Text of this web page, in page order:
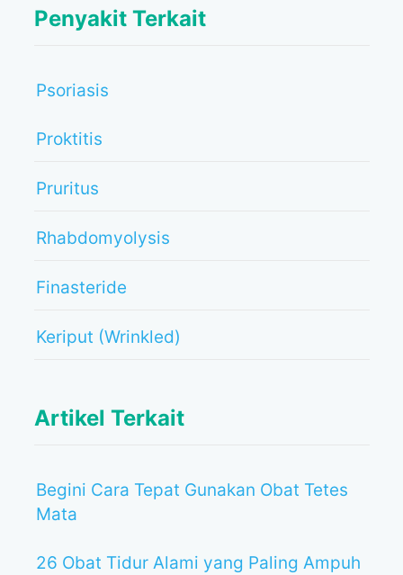
Penyakit Terkait
Psoriasis
Proktitis
Pruritus
Rhabdomyolysis
Finasteride
Keriput (Wrinkled)
Artikel Terkait
Begini Cara Tepat Gunakan Obat Tetes
Mata
26 Obat Tidur Alami yang Paling Ampuh